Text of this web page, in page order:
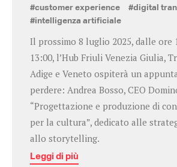
#customer experience #digital
#intelligenza artificiale
Il prossimo 8 luglio 2025, dalle ore
13:00, l’Hub Friuli Venezia Giulia,
Adige e Veneto ospiterà un
perdere: Andrea Bosso, CEO
“Progettazione e produzione di
per la cultura”, dedicato alle
allo storytelling.
Leggi di più